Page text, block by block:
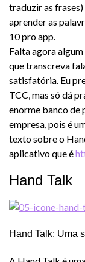
traduzir as
aprender as
10 pro app.
Falta agora
que transcreva
satisfatória. Eu
TCC, mas só dá
enorme banco de
empresa, pois é
texto sobre o
aplicativo que é
Hand Talk
Hand Talk: Uma